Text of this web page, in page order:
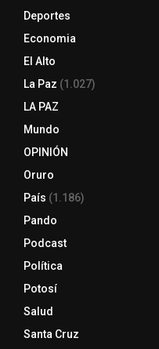
Deportes
Economia
El Alto
La Paz (1.027)
LA PAZ
Mundo
OPINIÓN
Oruro
País (1.186)
Pando
Podcast
Política
Potosí
Salud
Santa Cruz